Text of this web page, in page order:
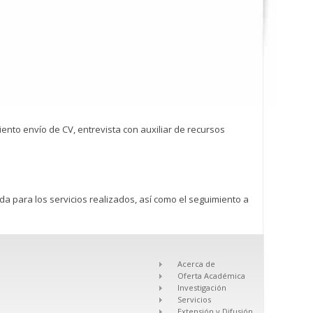
envío de CV, entrevista con auxiliar de recursos
para los servicios realizados, así como el seguimiento a
Acerca de
Oferta Académica
Investigación
Servicios